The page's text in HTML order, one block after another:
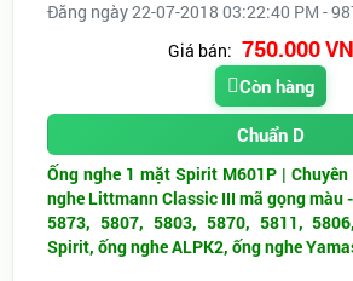
Đăng ngày 22-07-2018 03:22:40 PM -
Giá bán: 750.000
Còn hàng
Chuẩn D
Ống nghe 1 mặt Spirit M601P |
nghe Littmann Classic III mã gọng màu
5873, 5807, 5803, 5870, 5811,
Spirit, ống nghe ALPK2, ống nghe